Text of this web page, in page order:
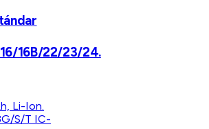
16B/22/23/24.